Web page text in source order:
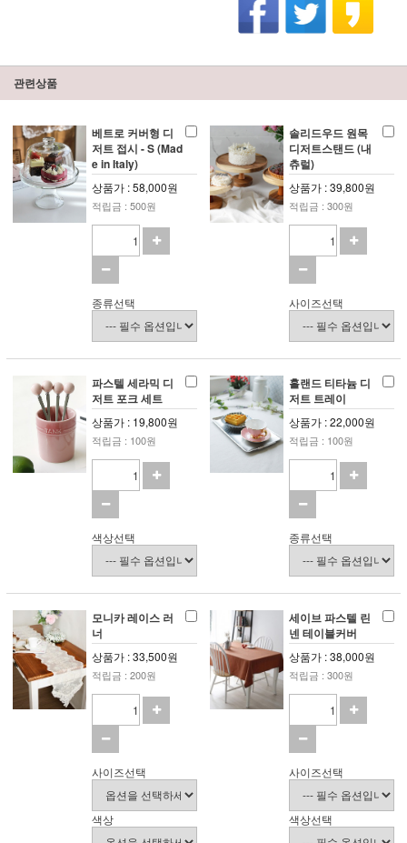
관련상품
베트로 커버형 디
저트 접시 - S (Mad
e in Italy)
상품가 : 58,000원
적립금 : 500원
종류선택
솔리드우드 원목
디저트스탠드 (내
츄럴)
상품가 : 39,800원
적립금 : 300원
사이즈선택
파스텔 세라믹 디
저트 포크 세트
상품가 : 19,800원
적립금 : 100원
색상선택
홀랜드 티타늄 디
저트 트레이
상품가 : 22,000원
적립금 : 100원
종류선택
모니카 레이스 러
너
상품가 : 33,500원
적립금 : 200원
사이즈선택
색상
세이브 파스텔 린
넨 테이블커버
상품가 : 38,000원
적립금 : 300원
사이즈선택
색상선택